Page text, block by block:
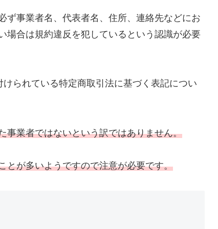
ず事業者名、代表者名、住所、連絡先などにお
場合は規約違反を犯しているという認識が必要
られている特定商取引法に基づく表記につい
事業者ではないという訳ではありません。
とが多いようですので注意が必要です。